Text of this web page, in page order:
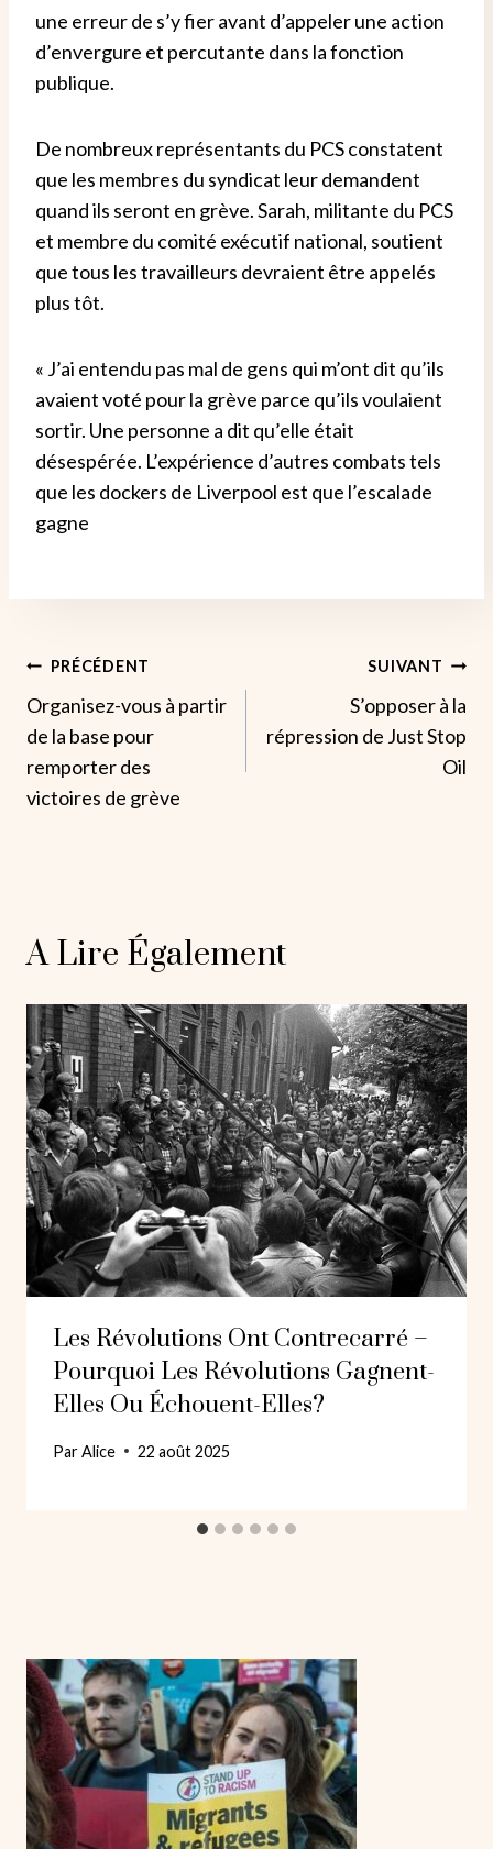
une erreur de s’y fier avant d’appeler une action
d’envergure et percutante dans la fonction
publique.
De nombreux représentants du PCS constatent
que les membres du syndicat leur demandent
quand ils seront en grève. Sarah, militante du PCS
et membre du comité exécutif national, soutient
que tous les travailleurs devraient être appelés
plus tôt.
« J’ai entendu pas mal de gens qui m’ont dit qu’ils
avaient voté pour la grève parce qu’ils voulaient
sortir. Une personne a dit qu’elle était
désespérée. L’expérience d’autres combats tels
que les dockers de Liverpool est que l’escalade
gagne
Navigation
De
L’article
PRÉCÉDENT
Organisez-vous à partir
de la base pour
remporter des
victoires de grève
SUIVANT
S’opposer à la
répression de Just Stop
Oil
A Lire Également
Les Révolutions Ont Contrecarré –
Pourquoi Les Révolutions Gagnent-
Elles Ou Échouent-Elles?
ParAlice 22 août 2025